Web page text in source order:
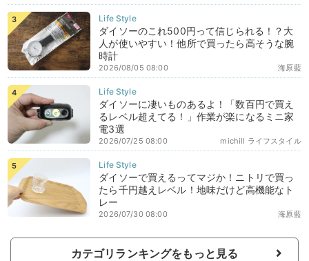
ダイソーのこれ500円って信じられる！？大
人が使いやすい！他所で買ったら高そうな腕
時計
海原藍
2026/08/05 08:00
ダイソーに凄いものあるよ！「数百円で買え
るレベル超えてる！」作業が楽になるミニ家
電3選
michill ライフスタイル
2026/07/25 08:00
ダイソーで買えるってマジか！ニトリで買っ
たら千円越えレベル！地味だけど高機能なト
レー
海原藍
2026/07/30 08:00
カテゴリランキングをもっと見る